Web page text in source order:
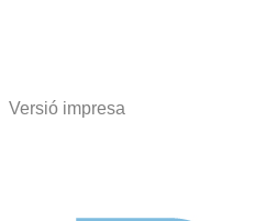
Versió impresa